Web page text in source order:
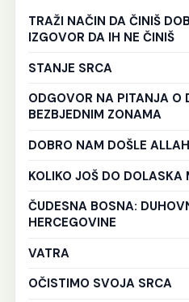
TRAŽI NAČIN DA ČINIŠ
IZGOVOR DA IH NE ČINIŠ
STANJE SRCA
ODGOVOR NA PITANJA O
BEZBJEDNIM ZONAMA
DOBRO NAM DOŠLE
KOLIKO JOŠ DO DOLASKA
ČUDESNA BOSNA:
HERCEGOVINE
VATRA
OČISTIMO SVOJA SRCA